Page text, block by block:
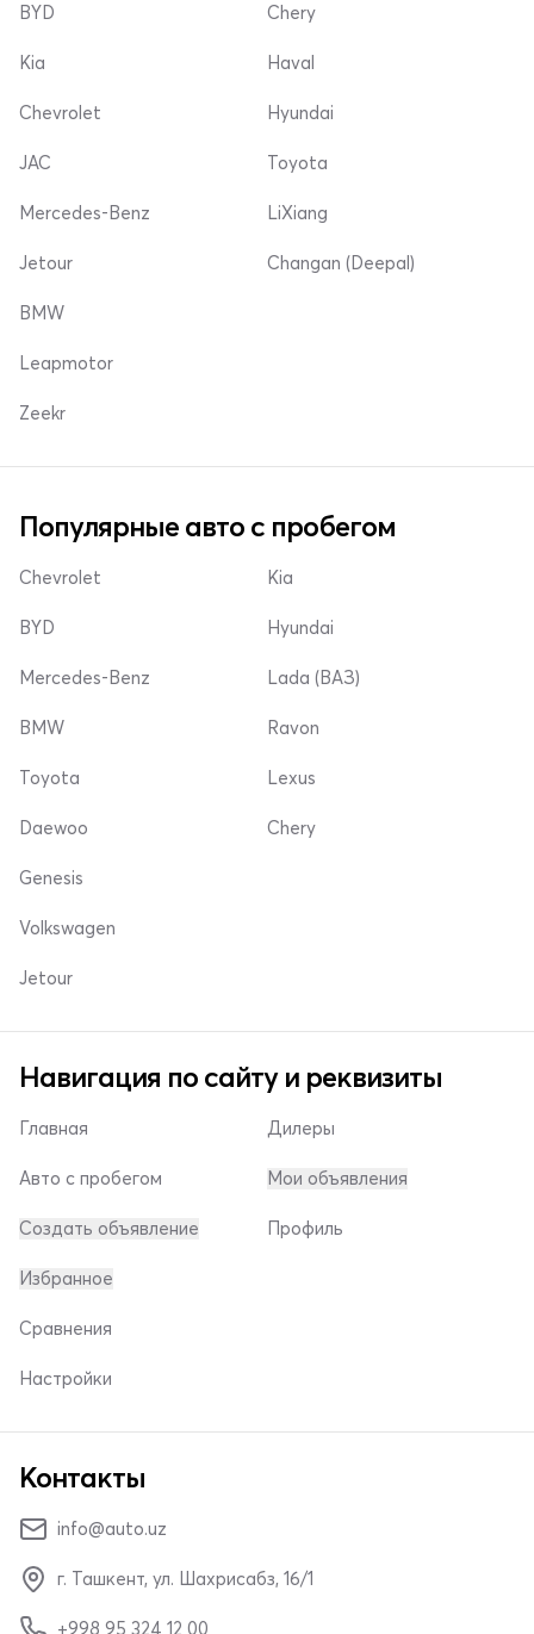
BYD
Kia
Chevrolet
Chery
Haval
Hyundai
JAC
Mercedes-Benz
Jetour
Toyota
LiXiang
Changan (Deepal)
BMW
Leapmotor
Zeekr
Популярные авто с пробегом
Chevrolet
BYD
Mercedes-Benz
Kia
Hyundai
Lada (ВАЗ)
BMW
Toyota
Daewoo
Ravon
Lexus
Chery
Genesis
Volkswagen
Jetour
Навигация по сайту и реквизиты
Главная
Авто с пробегом
Создать объявление
Дилеры
Мои объявления
Профиль
Избранное
Сравнения
Настройки
Контакты
info@auto.uz
г. Ташкент, ул. Шахрисабз, 16/1
+998 95 324 12 00